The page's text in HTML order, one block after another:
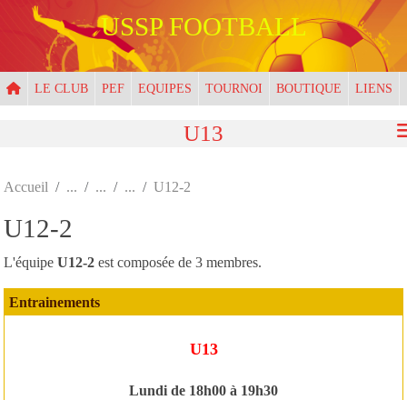
USSP FOOTBALL
LE CLUB PEF EQUIPES TOURNOI BOUTIQUE LIENS
U13
Accueil U12-2
U12-2
L'équipe U12-2 est composée de 3 membres.
Entrainements
U13
Lundi de 18h00 à 19h30
Panneau de gestion des cookies